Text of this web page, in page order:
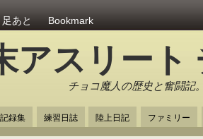
足あと Bookmark
アスリート
チョコ魔人の歴史と奮闘記。
記録集 練習日誌 陸上日記 ファミリー